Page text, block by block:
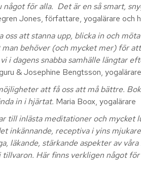
för alla. Det är en så smart,
Jones, författare, yogalärare och
att stanna upp, blicka in och möta
behöver (och mycket mer) för
dagens snabba samhälle längtar
Josephine Bengtsson, yogalärare
att få oss att må bättre.
in i hjärtat. Maria Boox, yogalärare
till inlästa meditationer och mycket
inkännande, receptiva i yins
läkande, stärkande aspekter av
Här finns verkligen något för